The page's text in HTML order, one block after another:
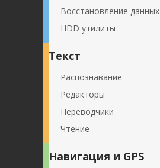
Восстановление данных
HDD утилиты
Текст
Распознавание
Редакторы
Переводчики
Чтение
Навигация и GPS